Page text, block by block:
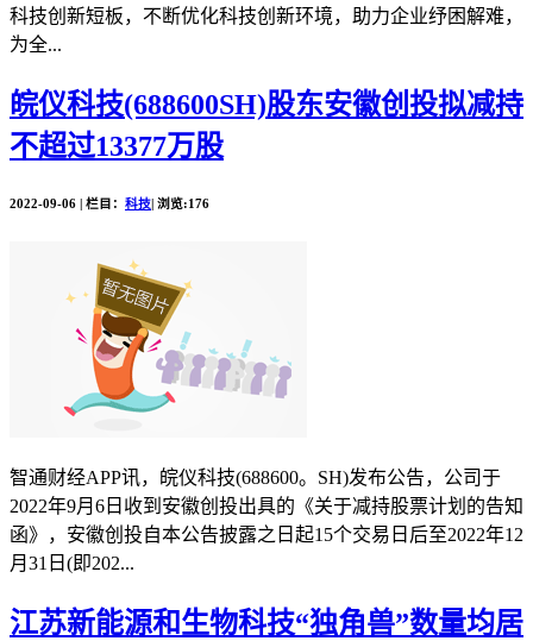
科技创新短板，不断优化科技创新环境，助力企业纾困解难，
为全...
皖仪科技(688600SH)股东安徽创投拟减持
不超过13377万股
2022-09-06 | 栏目： 科技| 浏览:176
智通财经APP讯，皖仪科技(688600。SH)发布公告，公司于
2022年9月6日收到安徽创投出具的《关于减持股票计划的告知
函》，安徽创投自本公告披露之日起15个交易日后至2022年12
月31日(即202...
江苏新能源和生物科技“独角兽”数量均居